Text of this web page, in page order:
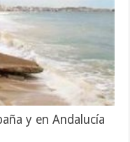
y en Andalucía